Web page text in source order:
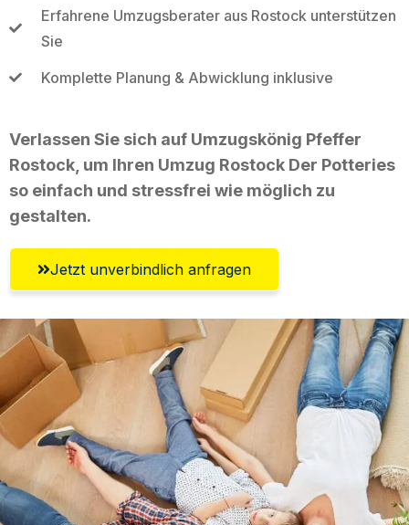
Erfahrene Umzugsberater aus Rostock unterstützen
Sie
Komplette Planung & Abwicklung inklusive
Verlassen Sie sich auf Umzugskönig Pfeffer
Rostock, um Ihren Umzug Rostock Der Potteries
so einfach und stressfrei wie möglich zu
gestalten.
Jetzt unverbindlich anfragen